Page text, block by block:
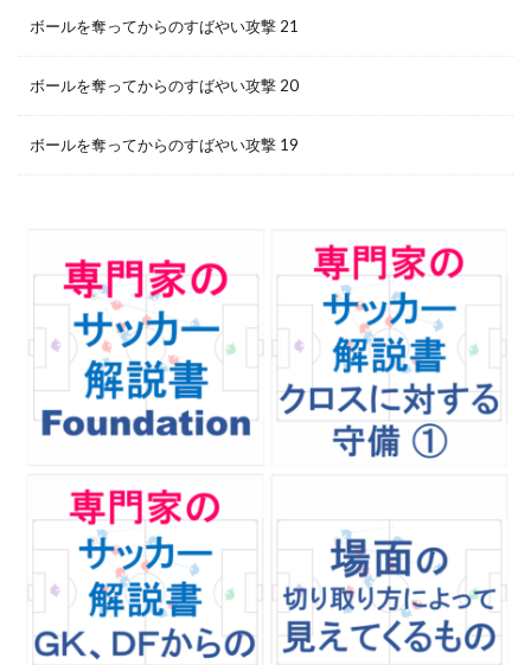
ボールを奪ってからのすばやい攻撃 21
ボールを奪ってからのすばやい攻撃 20
ボールを奪ってからのすばやい攻撃 19